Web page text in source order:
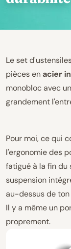
Le set
pièces enacier
monobloc avec
grandement
Pour moi, ce qui
l'ergonomie des
fatigué à la fin du
suspension
au-dessus de
Il y a même un
proprement.